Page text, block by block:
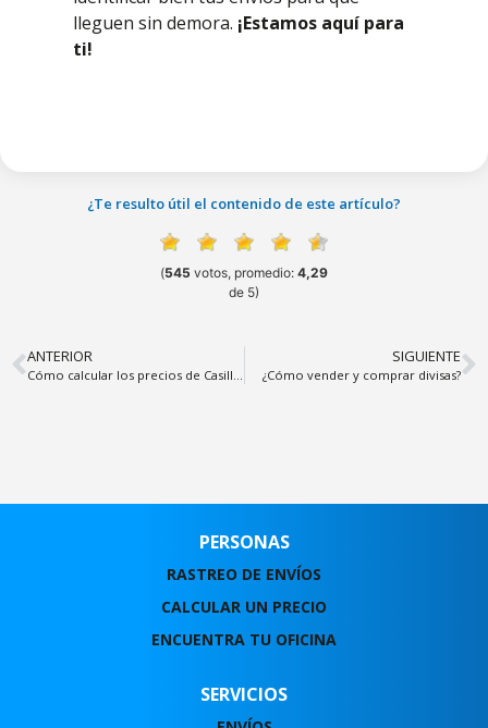
lleguen sin demora. ¡Estamos aquí para
ti!
¿Te resulto útil el contenido de este artículo?
(545 votos, promedio: 4,29
de 5)
ANTERIOR
Cómo calcular los precios de Casillero Internacional
SIGUIENTE
¿Cómo vender y comprar divisas?
PERSONAS
RASTREO DE ENVÍOS
CALCULAR UN PRECIO
ENCUENTRA TU OFICINA
SERVICIOS